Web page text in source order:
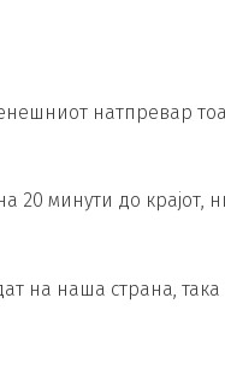
натпревар
20 минути до крајот,
на наша страна,